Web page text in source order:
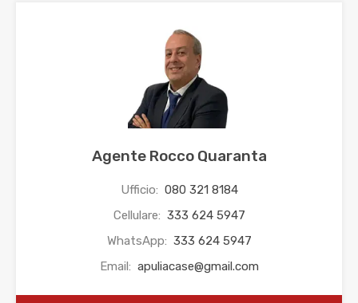
Agente Rocco Quaranta
Ufficio: 080 321 8184
Cellulare: 333 624 5947
WhatsApp: 333 624 5947
Email: apuliacase@gmail.com